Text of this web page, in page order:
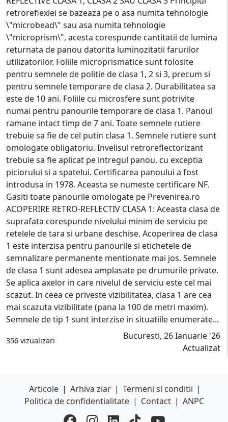
retroreflexiei se bazeaza pe o asa numita tehnologie
\"microbead\" sau asa numita tehnologie
\"microprism\", acesta corespunde cantitatii de lumina
returnata de panou datorita luminozitatii farurilor
utilizatorilor. Foliile microprismatice sunt folosite
pentru semnele de politie de clasa 1, 2 si 3, precum si
pentru semnele temporare de clasa 2. Durabilitatea sa
este de 10 ani. Foliile cu microsfere sunt potrivite
numai pentru panourile temporare de clasa 1. Panoul
ramane intact timp de 7 ani. Toate semnele rutiere
trebuie sa fie de cel putin clasa 1. Semnele rutiere sunt
omologate obligatoriu. Invelisul retroreflectorizant
trebuie sa fie aplicat pe intregul panou, cu exceptia
piciorului si a spatelui. Certificarea panoului a fost
introdusa in 1978. Aceasta se numeste certificare NF.
Gasiti toate panourile omologate pe Prevenirea.ro
ACOPERIRE RETRO-REFLECTIV CLASA 1: Aceasta clasa de
suprafata corespunde nivelului minim de serviciu pe
retelele de tara si urbane deschise. Acoperirea de clasa
1 este interzisa pentru panourile si etichetele de
semnalizare permanente mentionate mai jos. Semnele
de clasa 1 sunt adesea amplasate pe drumurile private.
Se aplica axelor in care nivelul de serviciu este cel mai
scazut. In ceea ce priveste vizibilitatea, clasa 1 are cea
mai scazuta vizibilitate (pana la 100 de metri maxim).
Semnele de tip 1 sunt interzise in situatiile enumerate...
356 vizualizari
Bucuresti, 26 Ianuarie '26
Actualizat
Articole | Arhiva ziar | Termeni si conditii |
Politica de confidentialitate | Contact | ANPC